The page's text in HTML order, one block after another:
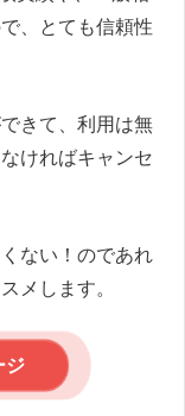
、とても信頼性
きて、利用は無
ければキャンセ
ない！のであれ
メします。
ジ